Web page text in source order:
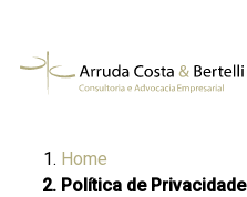
Home
Política de Privacidade